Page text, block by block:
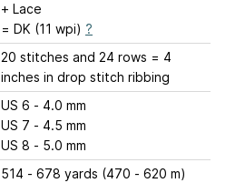
+ Lace
= DK (11 wpi) ?
20 stitches and 24 rows = 4
inches in drop stitch ribbing
US 6 - 4.0 mm
US 7 - 4.5 mm
US 8 - 5.0 mm
514 - 678 yards (470 - 620 m)